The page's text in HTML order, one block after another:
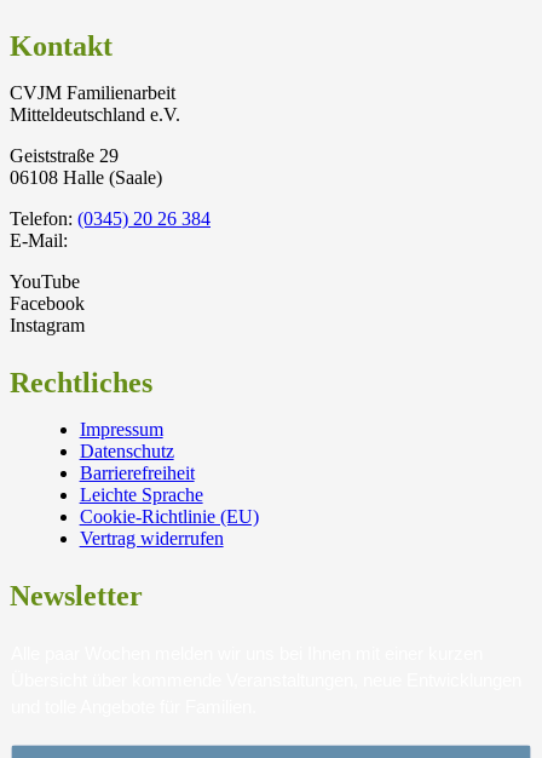
Kontakt
CVJM Familienarbeit
Mitteldeutschland e.V.
Geiststraße 29
06108 Halle (Saale)
Telefon: (0345) 20 26 384
E-Mail:
YouTube
Facebook
Instagram
Rechtliches
Impressum
Datenschutz
Barrierefreiheit
Leichte Sprache
Cookie-Richtlinie (EU)
Vertrag widerrufen
Newsletter